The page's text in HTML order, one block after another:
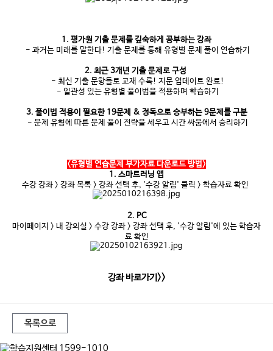
1. 평가원 기출 문제를 깊숙하게 공부하는 강좌
- 과거는 미래를 말한다! 기출 문제를 통해 유형별 문제 풀이 연습하기
2. 최근 3개년 기출 문제로 구성
- 최신 기출 문항들로 교재 수록! 지문 업데이트 완료!
- 일관성 있는 유형별 풀이법을 적용하며 학습하기
3. 풀이법 적용이 필요한 19문제 & 정독으로 승부하는 9문제를 구분
- 문제 유형에 따른 문제 풀이 전략을 세우고 시간 싸움에서 승리하기
<유형별 연습문제 부가자료 다운로드 방법>
1. 스마트러닝 앱
수강 강좌 > 강좌 목록 > 강좌 선택 후, '수강 알림' 클릭 > 학습자료 확인
2. PC
마이페이지 > 내 강의실 > 수강 강좌 > 강좌 선택 후, '수강 알림'에 있는 학습자
료 확인
강좌 바로가기>>
목록으로